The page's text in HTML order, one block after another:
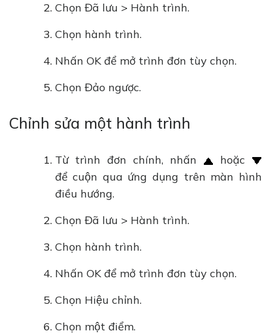
Chọn Đã lưu > Hành trình.
Chọn hành trình.
Nhấn OK để mở trình đơn tùy chọn.
Chọn Đảo ngược.
Chỉnh sửa một hành trình
Từ trình đơn chính, nhấn
hoặc
để cuộn qua ứng dụng trên màn hình
điều hướng.
Chọn Đã lưu > Hành trình.
Chọn hành trình.
Nhấn OK để mở trình đơn tùy chọn.
Chọn Hiệu chỉnh.
Chọn một điểm.